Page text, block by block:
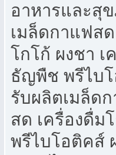
อาหารและสุ
เมล็ดกาแฟส
โกโก้ ผงชา เ
ธัญพืช พรีไบ
รับผลิตเมล็ด
สด เครื่องดื่ม
พรีไบโอติคส์